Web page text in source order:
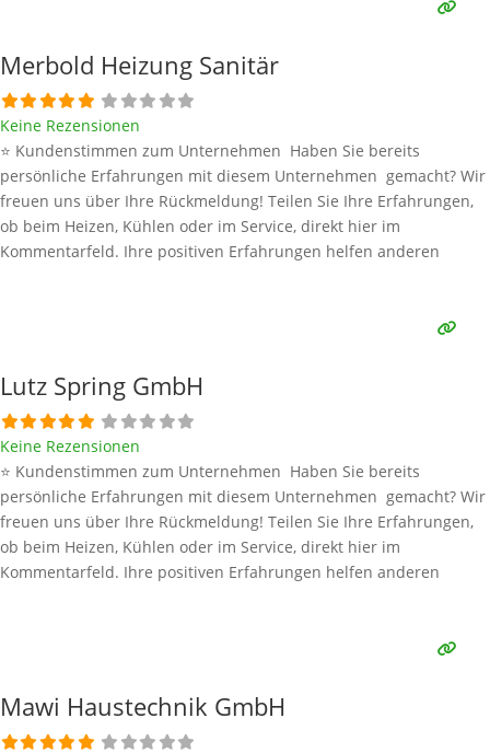
Merbold Heizung Sanitär
Keine Rezensionen
⭐ Kundenstimmen zum Unternehmen Haben Sie bereits
persönliche Erfahrungen mit diesem Unternehmen gemacht? Wir
freuen uns über Ihre Rückmeldung! Teilen Sie Ihre Erfahrungen,
ob beim Heizen, Kühlen oder im Service, direkt hier im
Kommentarfeld. Ihre positiven Erfahrungen helfen anderen
Lutz Spring GmbH
Keine Rezensionen
⭐ Kundenstimmen zum Unternehmen Haben Sie bereits
persönliche Erfahrungen mit diesem Unternehmen gemacht? Wir
freuen uns über Ihre Rückmeldung! Teilen Sie Ihre Erfahrungen,
ob beim Heizen, Kühlen oder im Service, direkt hier im
Kommentarfeld. Ihre positiven Erfahrungen helfen anderen
Mawi Haustechnik GmbH